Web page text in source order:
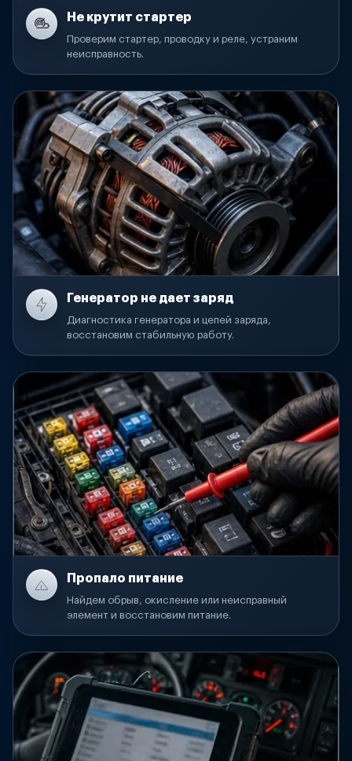
Не крутит стартер
Проверим стартер, проводку и реле, устраним
неисправность.
Генератор не дает заряд
Диагностика генератора и цепей заряда,
восстановим стабильную работу.
Пропало питание
Найдем обрыв, окисление или неисправный
элемент и восстановим питание.